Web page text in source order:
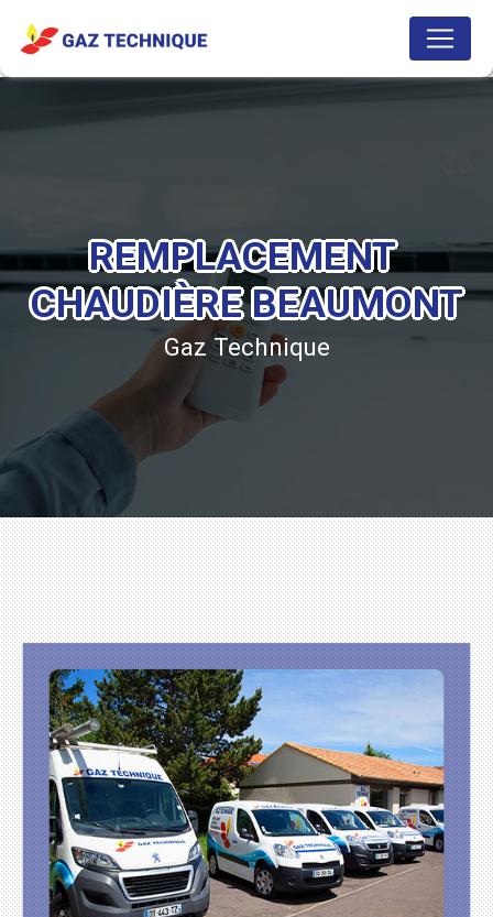
REMPLACEMENT
CHAUDIÈRE BEAUMONT
Gaz Technique